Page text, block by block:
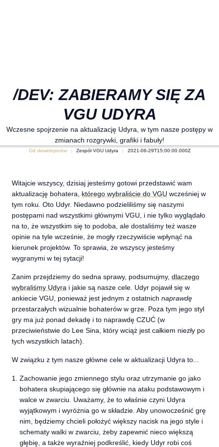
/DEV: ZABIERAMY SIĘ ZA
VGU UDYRA
Wczesne spojrzenie na aktualizację Udyra, w tym nasze postępy w
zmianach rozgrywki, grafiki i fabuły!
Od deweloperów Zespół VGU Udyra 2021-06-29T15:00:00.000Z
Witajcie wszyscy, dzisiaj jesteśmy gotowi przedstawić wam
aktualizację bohatera, którego wybraliście do VGU wcześniej w
tym roku. Oto Udyr. Niedawno podzieliliśmy się naszymi
postępami nad wszystkimi głównymi VGU, i nie tylko wyglądało
na to, że wszystkim się to podoba, ale dostaliśmy też wasze
opinie na tyle wcześnie, że mogły rzeczywiście wpłynąć na
kierunek projektów. To sprawia, że wszyscy jesteśmy
wygranymi w tej sytacji!
Zanim przejdziemy do sedna sprawy, podsumujmy, dlaczego
wybraliśmy Udyra i jakie są nasze cele. Udyr pojawił się w
ankiecie VGU, ponieważ jest jednym z ostatnich naprawdę
przestarzałych wizualnie bohaterów w grze. Poza tym jego styl
gry ma już ponad dekadę i to naprawdę CZUĆ (w
przeciwieństwie do Lee Sina, który wciąż jest całkiem niezły po
tych wszystkich latach).
W związku z tym nasze główne cele w aktualizacji Udyra to...
Zachowanie jego zmiennego stylu oraz utrzymanie go jako
bohatera skupiającego się głównie na ataku podstawowym i
walce w zwarciu. Uważamy, że to właśnie czyni Udyra
wyjątkowym i wyróżnia go w składzie. Aby unowocześnić grę
nim, będziemy chcieli położyć większy nacisk na jego style i
schematy walki w zwarciu, żeby zapewnić nieco większą
głębię, a także wyraźniej podkreślić, kiedy Udyr robi coś